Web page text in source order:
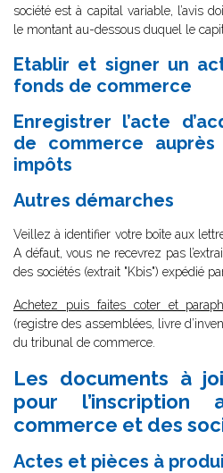
société est à capital variable, l’avis
le montant au-dessous duquel le
Etablir et signer un
fonds de commerce
Enregistrer l’acte
de commerce
impôts
Autres démarches
Veillez à identifier votre boîte aux
A défaut, vous ne recevrez pas
des sociétés (extrait "Kbis") expédié
Achetez puis faites coter et
(registre des assemblées, livre
du tribunal de commerce.
Les documents à
pour
commerce et des
Actes et pièces à